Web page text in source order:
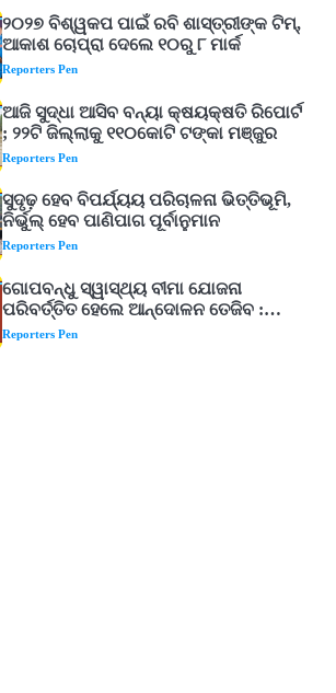
ଆଜି ସୁଦ୍ଧା ଆସିବ ବନ୍ୟା କ୍ଷୟକ୍ଷତି ରିପୋର୍ଟ
; ୨୨ଟି ଜିଲ୍ଲାକୁ ୧୧୦କୋଟି ଟଙ୍କା ମଞ୍ଜୁର
Reporters Pen
ସୁଦୃଢ଼ ହେବ ବିପର୍ଯ୍ୟୟ ପରିଚାଳନା ଭିତ୍ତିଭୂମି,
ନିର୍ଭୁଲ୍ ହେବ ପାଣିପାଗ ପୂର୍ବାନୁମାନ
Reporters Pen
ଗୋପବନ୍ଧୁ ସ୍ୱାସ୍ଥ୍ୟ ବୀମା ଯୋଜନା
ପରିବର୍ତ୍ତିତ ହେଲେ ଆନ୍ଦୋଳନ ତେଜିବ :
ଉତ୍କଳ ସାମ୍ବାଦିକ ସଂଘ
Reporters Pen
Shiva Mantras Sawan 2026: ଶ୍ରାବଣରେ
ନିୟମିତ ଜପ କରନ୍ତୁ ଭଗବାନ ଶିବଙ୍କ ଏହି
୩ଟି ଶକ୍ତିଶାଳୀ ମନ୍ତ୍ର, ଦୂର ହୋଇପାରେ
ଆର୍ଥିକ ସଙ୍କଟ
Reporters Pen